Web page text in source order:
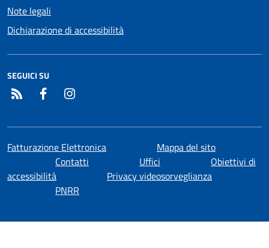
Note legali
Dichiarazione di accessibilità
SEGUICI SU
RSS Facebook
Fatturazione Elettronica
Mappa del sito
Contatti
Uffici
Obiettivi di
accessibilità
Privacy videosorveglianza
PNRR